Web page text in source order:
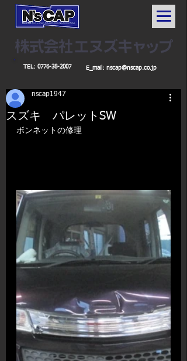
TEL: 0776-38-2007 E_mail: nscap@nscap.co.jp
スズキ パレットSW
nscap1947
ボンネットの修理